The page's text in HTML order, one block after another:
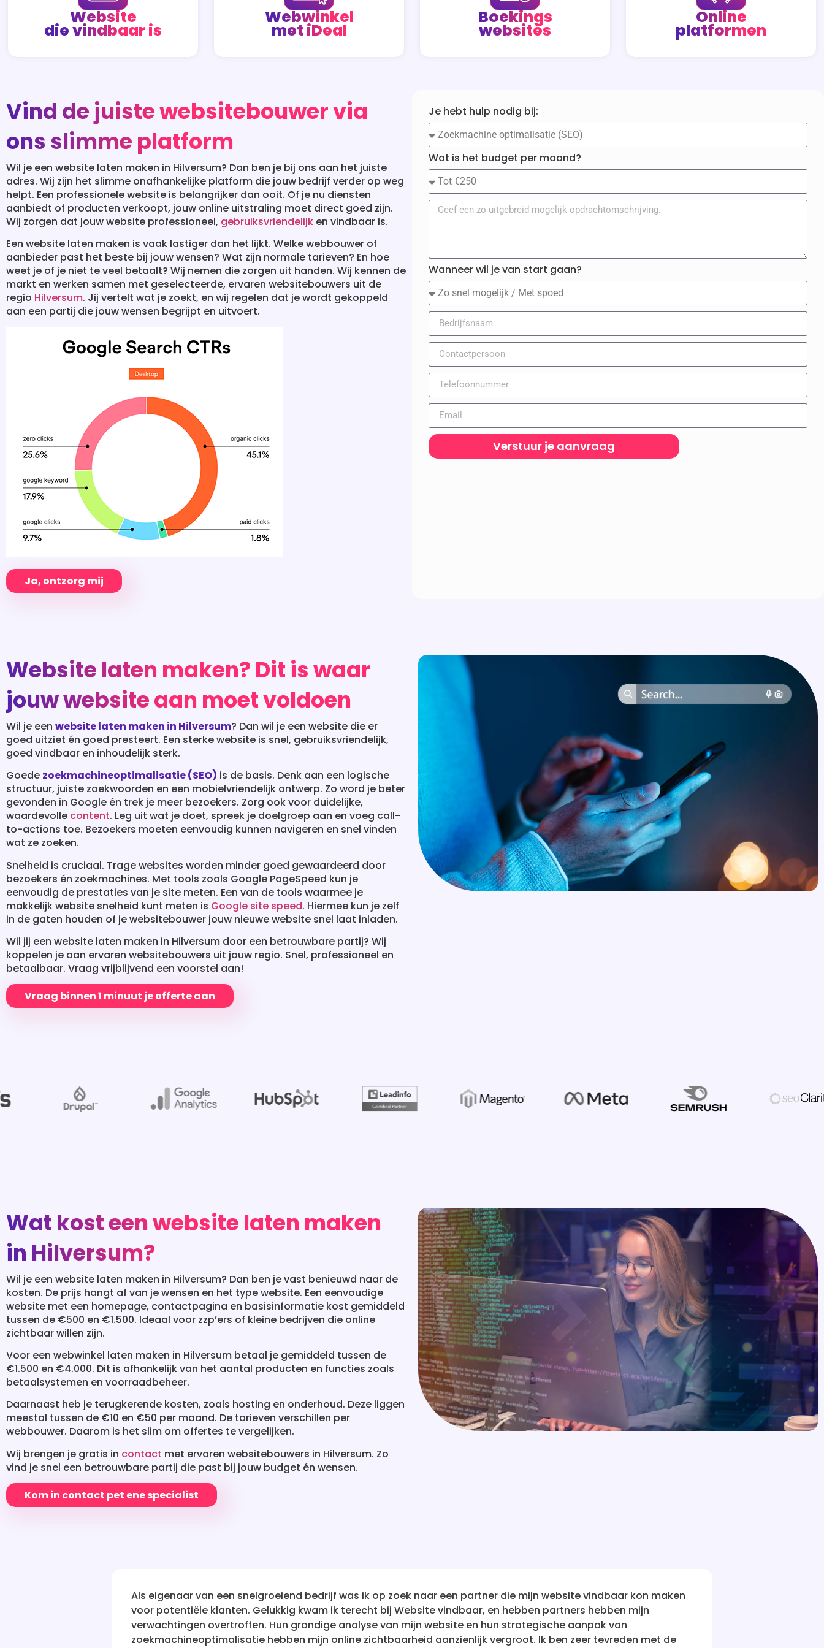
Website
die vindbaar is
Webwinkel
met iDeal
Boekings
websites
Online
platformen
Vind de juiste websitebouwer via
ons slimme platform
Wil je een website laten maken in Hilversum? Dan ben je bij ons aan het juiste
adres. Wij zijn het slimme onafhankelijke platform die jouw bedrijf verder op weg
helpt. Een professionele website is belangrijker dan ooit. Of je nu diensten
aanbiedt of producten verkoopt, jouw online uitstraling moet direct goed zijn.
Wij zorgen dat jouw website professioneel, gebruiksvriendelijk en vindbaar is.
Een website laten maken is vaak lastiger dan het lijkt. Welke webbouwer of
aanbieder past het beste bij jouw wensen? Wat zijn normale tarieven? En hoe
weet je of je niet te veel betaalt? Wij nemen die zorgen uit handen. Wij kennen de
markt en werken samen met geselecteerde, ervaren websitebouwers uit de
regio Hilversum. Jij vertelt wat je zoekt, en wij regelen dat je wordt gekoppeld
aan een partij die jouw wensen begrijpt en uitvoert.
Ja, ontzorg mij
Je hebt hulp nodig bij:
Wat is het budget per maand?
Wanneer wil je van start gaan?
Verstuur je aanvraag
Website laten maken? Dit is waar
jouw website aan moet voldoen
Wil je een website laten maken in Hilversum? Dan wil je een website die er
goed uitziet én goed presteert. Een sterke website is snel, gebruiksvriendelijk,
goed vindbaar en inhoudelijk sterk.
Goede zoekmachineoptimalisatie (SEO) is de basis. Denk aan een logische
structuur, juiste zoekwoorden en een mobielvriendelijk ontwerp. Zo word je beter
gevonden in Google én trek je meer bezoekers. Zorg ook voor duidelijke,
waardevolle content. Leg uit wat je doet, spreek je doelgroep aan en voeg call-
to-actions toe. Bezoekers moeten eenvoudig kunnen navigeren en snel vinden
wat ze zoeken.
Snelheid is cruciaal. Trage websites worden minder goed gewaardeerd door
bezoekers én zoekmachines. Met tools zoals Google PageSpeed kun je
eenvoudig de prestaties van je site meten. Een van de tools waarmee je
makkelijk website snelheid kunt meten is Google site speed. Hiermee kun je zelf
in de gaten houden of je websitebouwer jouw nieuwe website snel laat inladen.
Wil jij een website laten maken in Hilversum door een betrouwbare partij? Wij
koppelen je aan ervaren websitebouwers uit jouw regio. Snel, professioneel en
betaalbaar. Vraag vrijblijvend een voorstel aan!
Vraag binnen 1 minuut je offerte aan
Wat kost een website laten maken
in Hilversum?
Wil je een website laten maken in Hilversum? Dan ben je vast benieuwd naar de
kosten. De prijs hangt af van je wensen en het type website. Een eenvoudige
website met een homepage, contactpagina en basisinformatie kost gemiddeld
tussen de €500 en €1.500. Ideaal voor zzp’ers of kleine bedrijven die online
zichtbaar willen zijn.
Voor een webwinkel laten maken in Hilversum betaal je gemiddeld tussen de
€1.500 en €4.000. Dit is afhankelijk van het aantal producten en functies zoals
betaalsystemen en voorraadbeheer.
Daarnaast heb je terugkerende kosten, zoals hosting en onderhoud. Deze liggen
meestal tussen de €10 en €50 per maand. De tarieven verschillen per
webbouwer. Daarom is het slim om offertes te vergelijken.
Wij brengen je gratis in contact met ervaren websitebouwers in Hilversum. Zo
vind je snel een betrouwbare partij die past bij jouw budget én wensen.
Kom in contact pet ene specialist
een partner die mijn website vindbaar kon maken
vindbaar, en hebben partners hebben mijn
en hun strategische aanpak van
vergroot. Ik ben zeer tevreden met de
Na talloze teleurstellingen met andere bedrijven die beweerden mijn website vindbaar te maken, was
aanvankelijk sceptisch. Maar Website vindbaar heeft mijn vertrouwen hersteld! Hun aanpak is
resultaatgericht. Mijn site staat nu waar ik altijd wilde dat het zou zijn - voor de ogen van potentiële
ben erg onder de indruk en zou hun service aan iedereen aanbevelen die serieus is over online succes.